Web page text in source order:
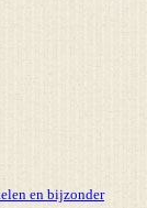
en bijzonder